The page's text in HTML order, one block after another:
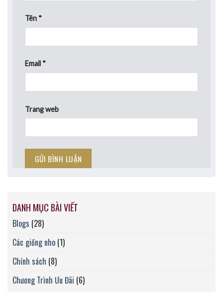
Tên *
Email *
Trang web
DANH MỤC BÀI VIẾT
Blogs (28)
Các giống nho (1)
Chính sách (8)
Chương Trình Ưu Đãi (6)